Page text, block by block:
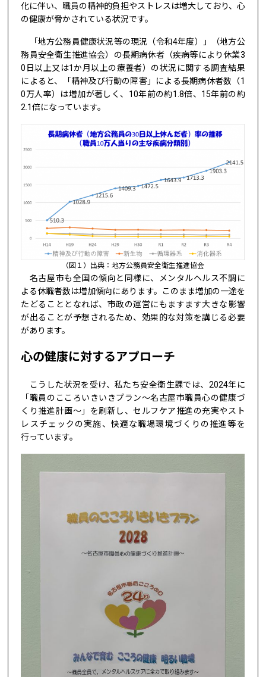
化に伴い、職員の精神的負担やストレスは増大しており、心
の健康が脅かされている状況です。
「地方公務員健康状況等の現況（令和4年度）」（地方公
務員安全衛生推進協会）の長期病休者（疾病等により休業3
0日以上又は1か月以上の療養者）の状況に関する調査結果
によると、「精神及び行動の障害」による長期病休者数（1
0万人率）は増加が著しく、10年前の約1.8倍、15年前の約
2.1倍になっています。
（図１）出典：地方公務員安全衛生推進協会
名古屋市も全国の傾向と同様に、メンタルヘルス不調に
よる休職者数は増加傾向にあります。このまま増加の一途を
たどることとなれば、市政の運営にもますます大きな影響
が出ることが予想されるため、効果的な対策を講じる必要
があります。
心の健康に対するアプローチ
こうした状況を受け、私たち安全衛生課では、2024年に
「職員のこころいきいきプラン～名古屋市職員心の健康づ
くり推進計画～」を刷新し、セルフケア推進の充実やスト
レスチェックの実施、快適な職場環境づくりの推進等を
行っています。